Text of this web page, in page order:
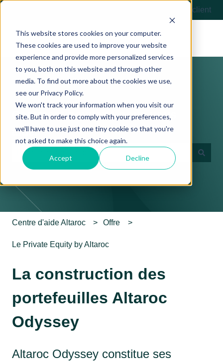
This website stores cookies on your computer.
These cookies are used to improve your website
experience and provide more personalized services
to you, both on this website and through other
media. To find out more about the cookies we use,
see our Privacy Policy.
We won't track your information when you visit our
site. But in order to comply with your preferences,
we'll have to use just one tiny cookie so that you're
not asked to make this choice again.
Accept Decline
Afficher le sous-menu pour les traductions
Portail client
Comment pouvons-nous vous
aider ?
Il n'y a aucune suggestion car le champ de recherche
Centre d'aide Altaroc Offre
Le Private Equity by Altaroc
La construction des
portefeuilles Altaroc
Odyssey
Altaroc Odyssey constitue ses